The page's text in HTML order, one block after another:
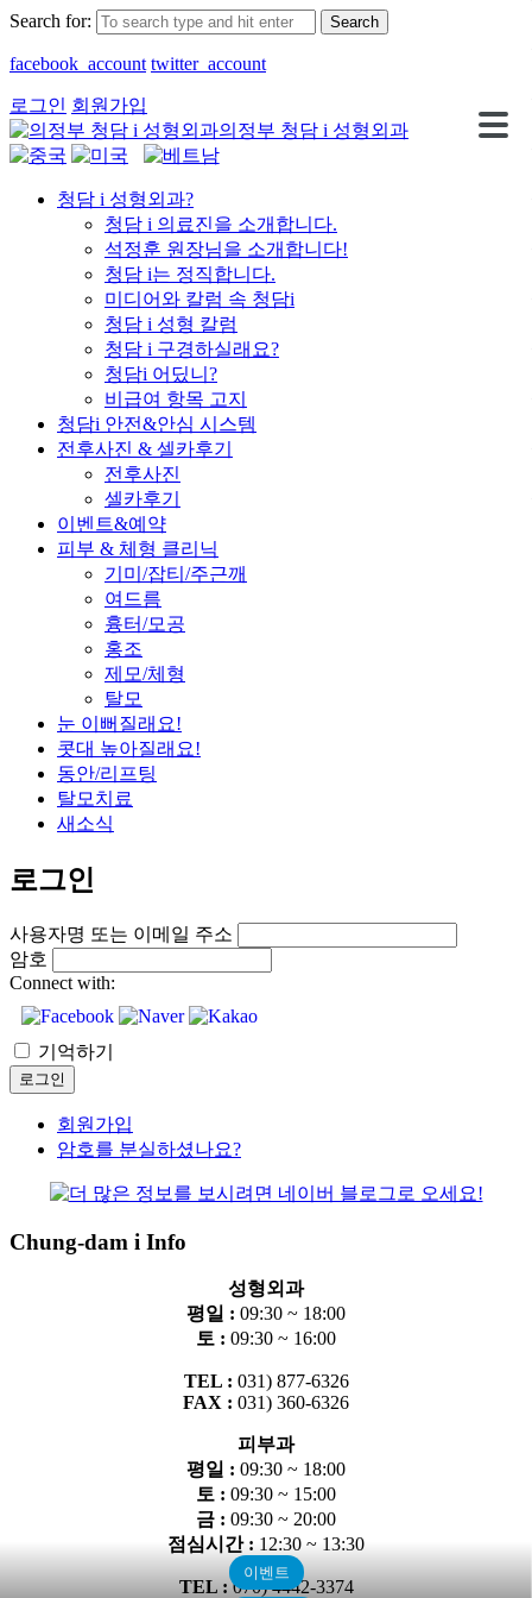
Search for:
facebook_account twitter_account
로그인 회원가입
의정부 청담 i 성형외과
청담 i 성형외과?
청담 i 의료진을 소개합니다.
석정훈 원장님을 소개합니다!
청담 i는 정직합니다.
미디어와 칼럼 속 청담i
청담 i 성형 칼럼
청담 i 구경하실래요?
청담i 어딨니?
비급여 항목 고지
청담i 안전&안심 시스템
전후사진 & 셀카후기
전후사진
셀카후기
이벤트&예약
피부 & 체형 클리닉
기미/잡티/주근깨
여드름
흉터/모공
홍조
제모/체형
탈모
눈 이뻐질래요!
콧대 높아질래요!
동안/리프팅
탈모치료
새소식
로그인
사용자명 또는 이메일 주소
암호
Connect with:
기억하기
회원가입
암호를 분실하셨나요?
Chung-dam i Info
성형외과
평일 : 09:30 ~ 18:00
토 : 09:30 ~ 16:00
TEL : 031) 877-6326
FAX : 031) 360-6326
피부과
평일 : 09:30 ~ 18:00
토 : 09:30 ~ 15:00
금 : 09:30 ~ 20:00
점심시간 : 12:30 ~ 13:30
TEL :070) 4442-3374
이벤트